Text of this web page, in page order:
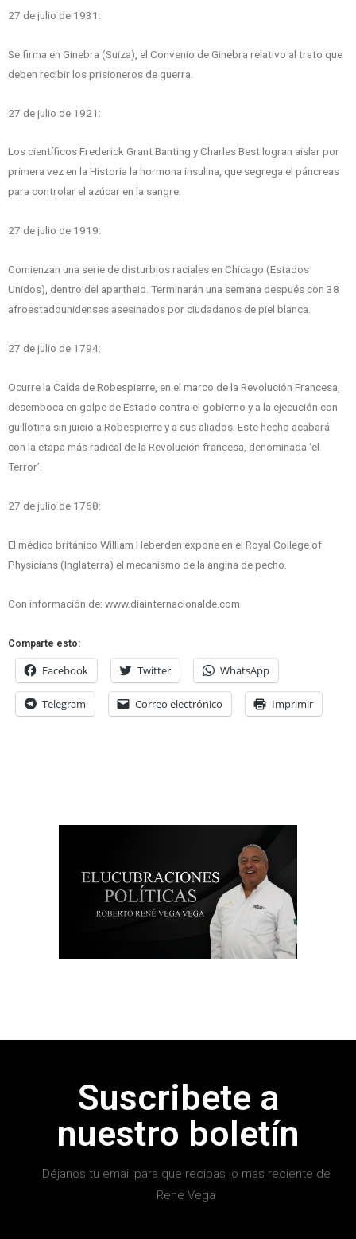
27 de julio de 1931:
Se firma en Ginebra (Suiza), el Convenio de Ginebra relativo al trato que
deben recibir los prisioneros de guerra.
27 de julio de 1921:
Los científicos Frederick Grant Banting y Charles Best logran aislar por
primera vez en la Historia la hormona insulina, que segrega el páncreas
para controlar el azúcar en la sangre.
27 de julio de 1919:
Comienzan una serie de disturbios raciales en Chicago (Estados
Unidos), dentro del apartheid. Terminarán una semana después con 38
afroestadounidenses asesinados por ciudadanos de piel blanca.
27 de julio de 1794:
Ocurre la Caída de Robespierre, en el marco de la Revolución Francesa,
desemboca en golpe de Estado contra el gobierno y a la ejecución con
guillotina sin juicio a Robespierre y a sus aliados. Este hecho acabará
con la etapa más radical de la Revolución francesa, denominada ‘el
Terror’.
27 de julio de 1768:
El médico británico William Heberden expone en el Royal College of
Physicians (Inglaterra) el mecanismo de la angina de pecho.
Con información de: www.diainternacionalde.com
Comparte esto:
Facebook Twitter WhatsApp
Telegram Correo electrónico Imprimir
Suscribete a
nuestro boletín
Déjanos tu email para que recibas lo mas reciente de
Rene Vega